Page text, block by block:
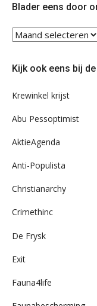
Blader eens door
Blader
eens
ons
Kijk ook eens bij
Krewinkel krijst
Abu Pessoptimist
AktieAgenda
Anti-Populista
Christianarchy
Crimethinc
De Frysk
Exit
Fauna4life